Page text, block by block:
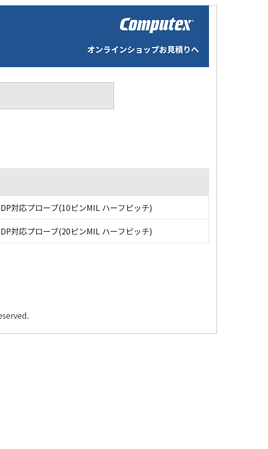
オンラインショップお見積りへ
対応プローブ(10ピンMIL ハーフピッチ)
対応プローブ(20ピンMIL ハーフピッチ)